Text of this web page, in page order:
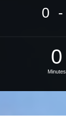
0 -
0
Minutes